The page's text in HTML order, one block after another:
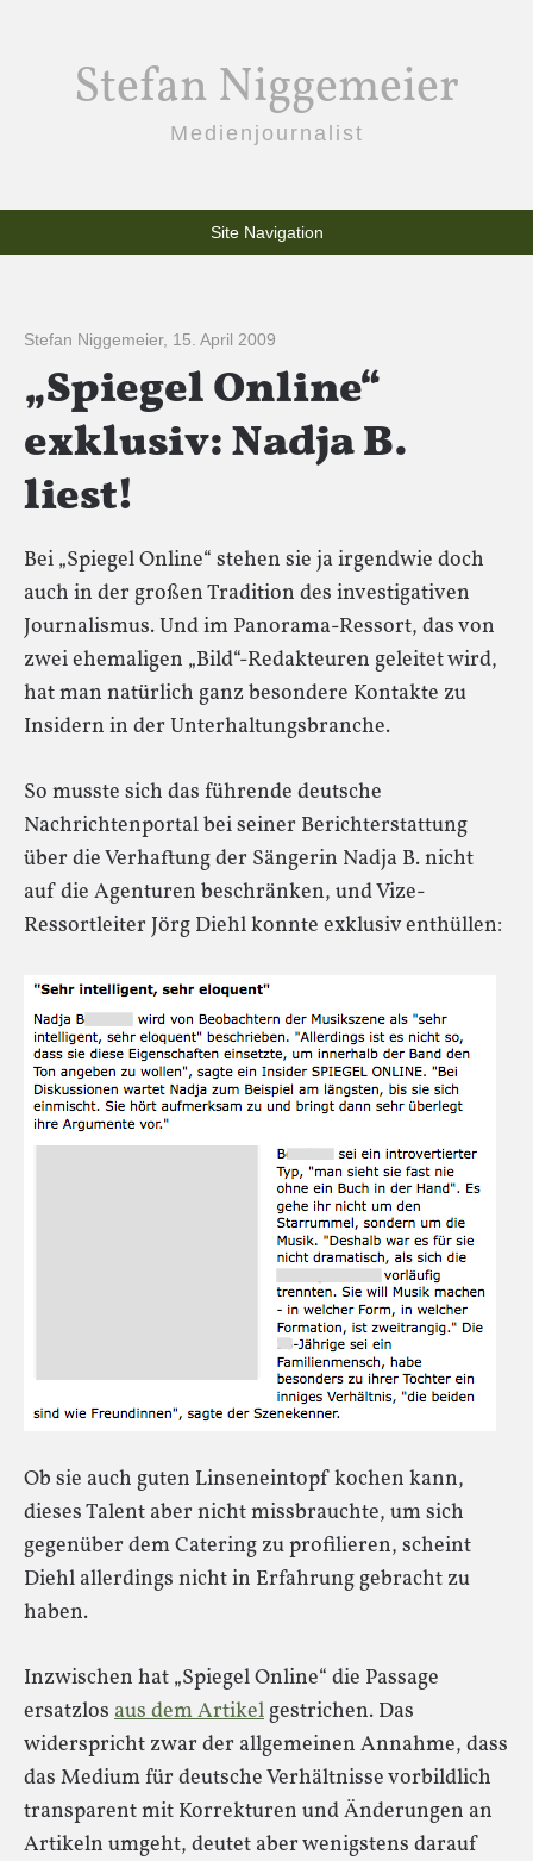
Stefan Niggemeier
Medienjournalist
Site Navigation
Stefan Niggemeier, 15. April 2009
„Spiegel Online“
exklusiv: Nadja B.
liest!
Bei „Spiegel Online“ stehen sie ja irgendwie doch
auch in der großen Tradition des investigativen
Journalismus. Und im Panorama-Ressort, das von
zwei ehemaligen „Bild“-Redakteuren geleitet wird,
hat man natürlich ganz besondere Kontakte zu
Insidern in der Unterhaltungsbranche.
So musste sich das führende deutsche
Nachrichtenportal bei seiner Berichterstattung
über die Verhaftung der Sängerin Nadja B. nicht
auf die Agenturen beschränken, und Vize-
Ressortleiter Jörg Diehl konnte exklusiv enthüllen:
Ob sie auch guten Linseneintopf kochen kann,
dieses Talent aber nicht missbrauchte, um sich
gegenüber dem Catering zu profilieren, scheint
Diehl allerdings nicht in Erfahrung gebracht zu
haben.
Inzwischen hat „Spiegel Online“ die Passage
ersatzlos aus dem Artikelgestrichen. Das
widerspricht zwar der allgemeinen Annahme, dass
das Medium für deutsche Verhältnisse vorbildlich
transparent mit Korrekturen und Änderungen an
Artikeln umgeht, deutet aber wenigstens darauf